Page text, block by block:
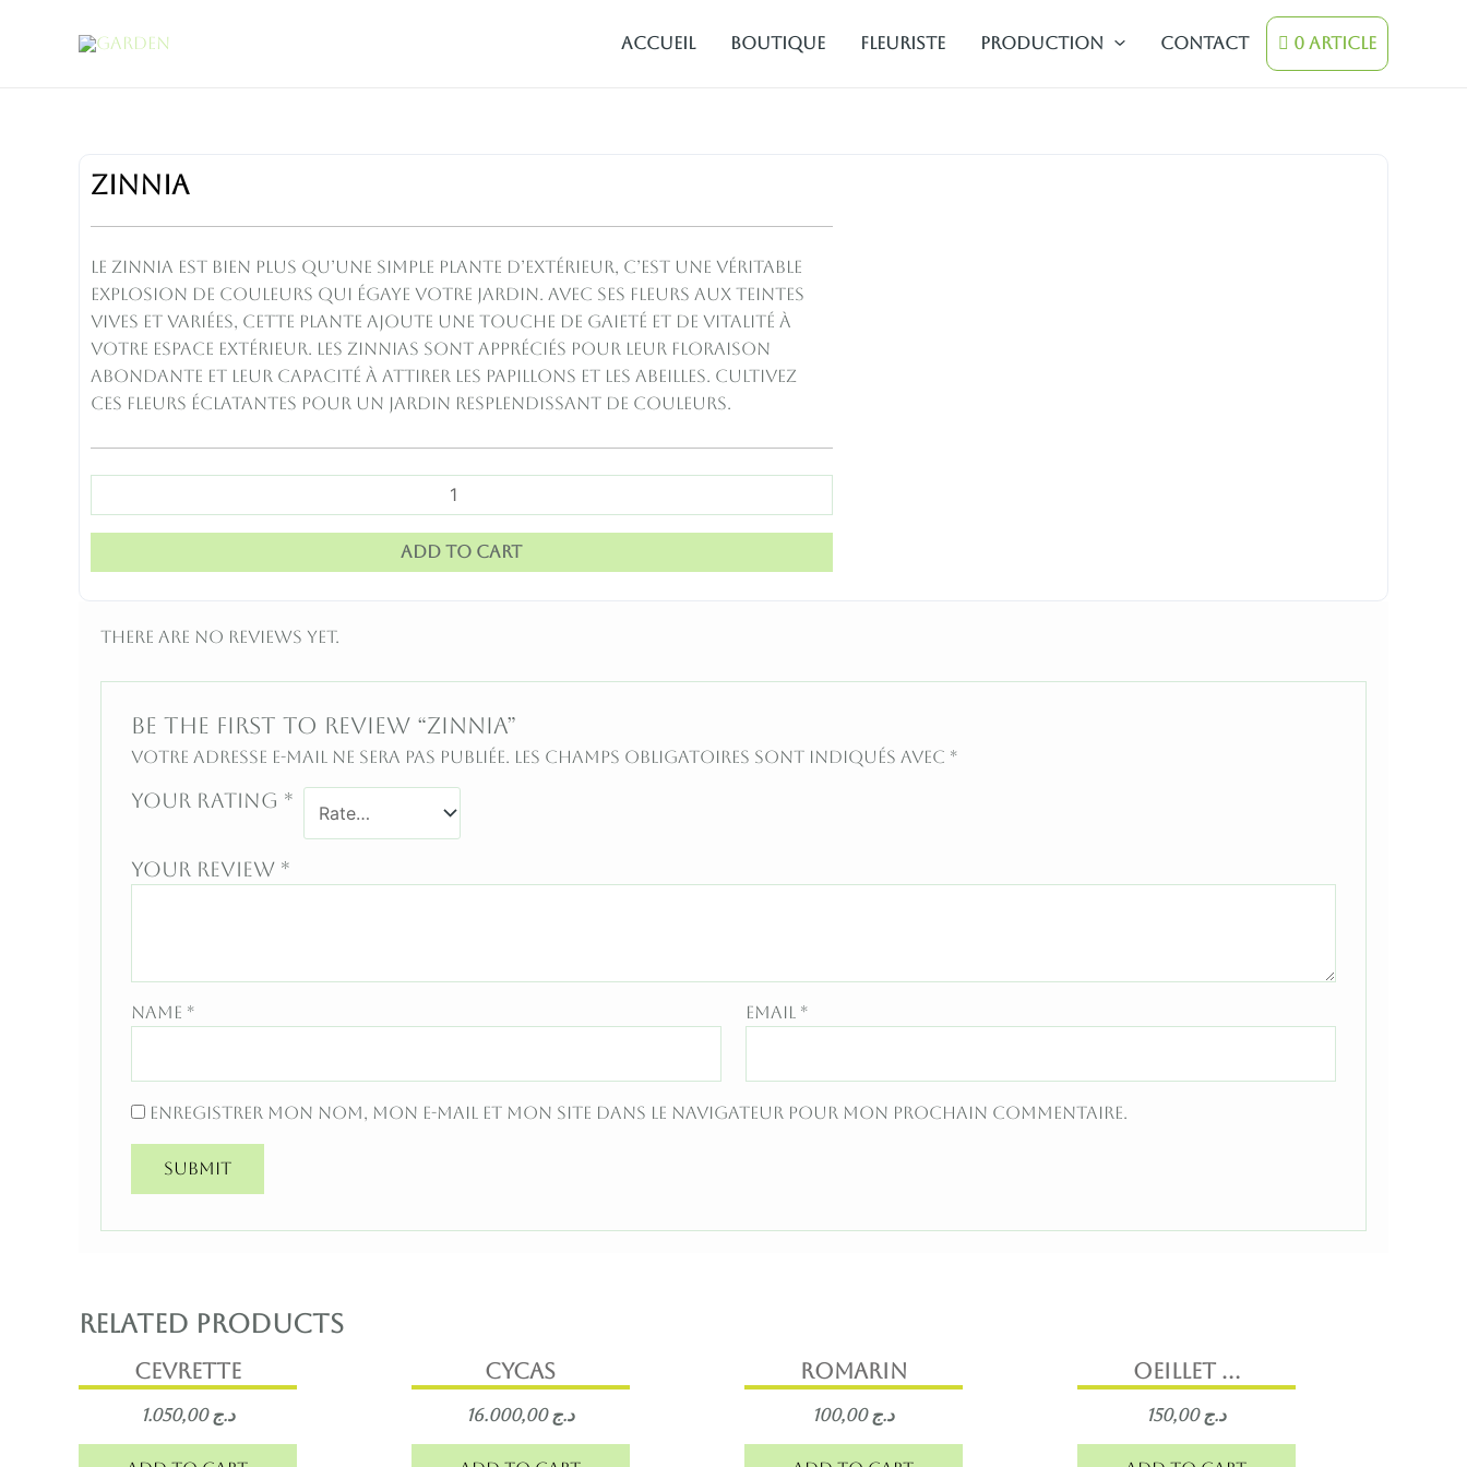
Accueil Boutique fleuriste Production contact 0 Article
Zinnia
Le Zinnia est bien plus qu’une simple plante d’extérieur, c’est une véritable
explosion de couleurs qui égaye votre jardin. Avec ses fleurs aux teintes
vives et variées, cette plante ajoute une touche de gaieté et de vitalité à
votre espace extérieur. Les zinnias sont appréciés pour leur floraison
abondante et leur capacité à attirer les papillons et les abeilles. Cultivez
ces fleurs éclatantes pour un jardin resplendissant de couleurs.
quantity
Add to cart
There are no reviews yet.
Be the first to review “Zinnia”
Votre adresse e-mail ne sera pas publiée. Les champs obligatoires sont indiqués avec *
Your rating *
Your review *
Name * Email *
Enregistrer mon nom, mon e-mail et mon site dans le navigateur pour mon prochain commentaire.
Related products
cevrette
د.ج1.050,00
cycas
د.ج16.000,00
romarin
د.ج100,00
oeillet ...
د.ج150,00